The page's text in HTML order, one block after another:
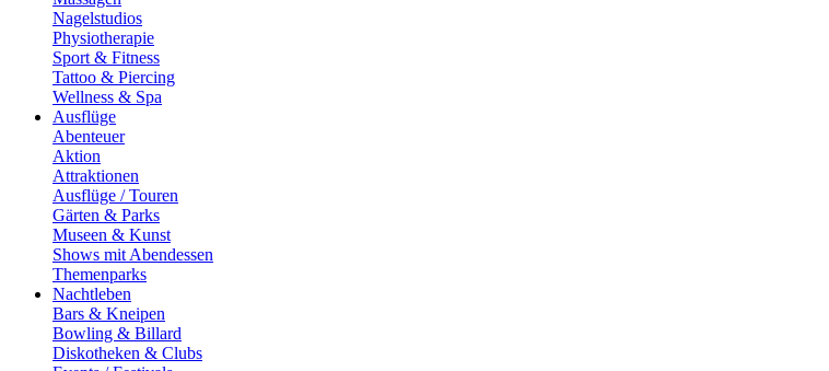
Nagelstudios
Physiotherapie
Sport & Fitness
Tattoo & Piercing
Wellness & Spa
Ausflüge
Abenteuer
Aktion
Attraktionen
Ausflüge / Touren
Gärten & Parks
Museen & Kunst
Shows mit Abendessen
Themenparks
Nachtleben
Bars & Kneipen
Bowling & Billard
Diskotheken & Clubs